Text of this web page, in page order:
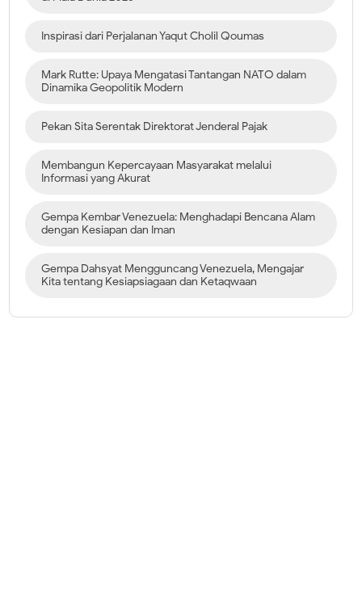
Inspirasi dari Perjalanan Yaqut Cholil Qoumas
Mark Rutte: Upaya Mengatasi Tantangan NATO dalam
Dinamika Geopolitik Modern
Pekan Sita Serentak Direktorat Jenderal Pajak
Membangun Kepercayaan Masyarakat melalui
Informasi yang Akurat
Gempa Kembar Venezuela: Menghadapi Bencana Alam
dengan Kesiapan dan Iman
Gempa Dahsyat Mengguncang Venezuela, Mengajar
Kita tentang Kesiapsiagaan dan Ketaqwaan